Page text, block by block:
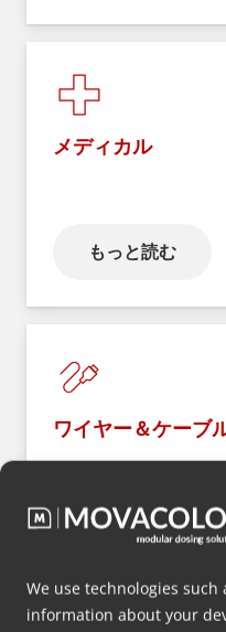
We use technologies such
information about your
メディカル
もっと読む
ワイヤー＆ケーブ
もっと読む